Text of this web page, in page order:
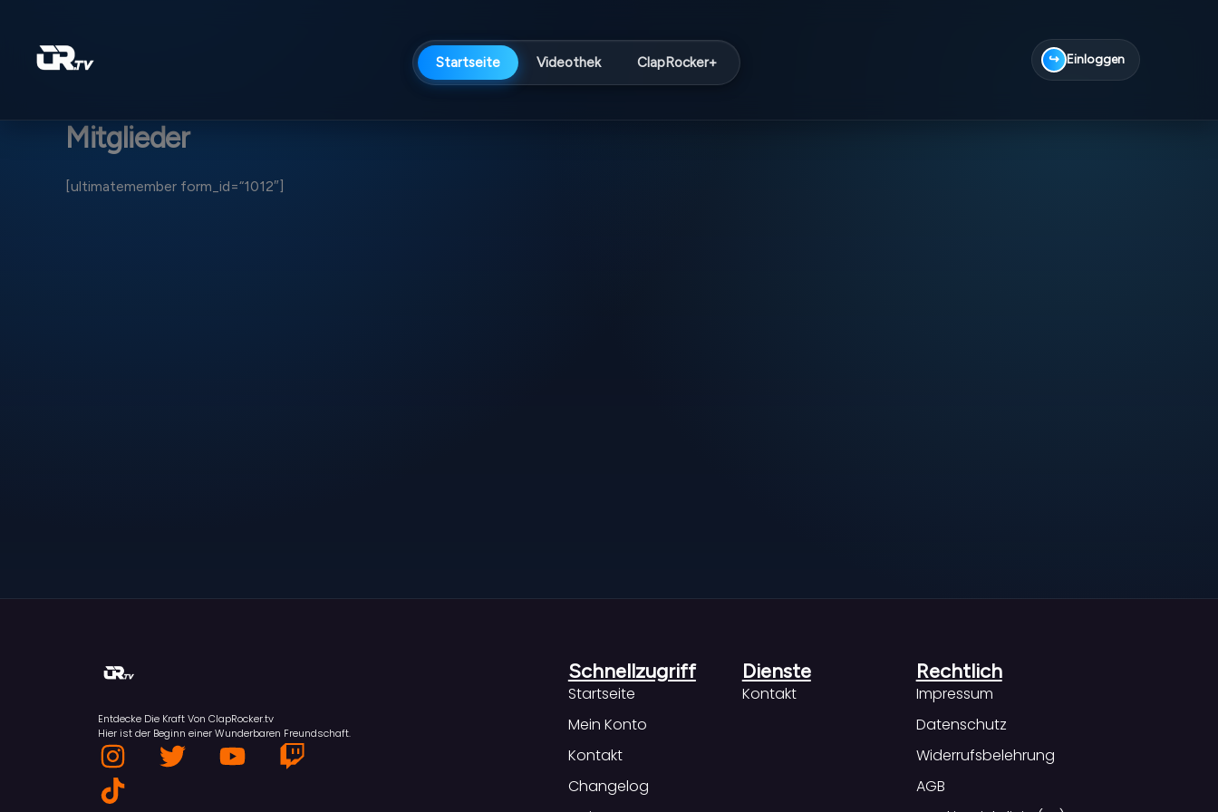
springen
Startseite Videothek ClapRocker+ ↪ Einloggen
Mitglieder
[ultimatemember form_id=“1012″]
Entdecke Die Kraft Von ClapRocker.tv
Hier ist der Beginn einer Wunderbaren Freundschaft.
I
n
s
T
Y
T
T
i
k
Schnellzugriff
Startseite
Mein Konto
Kontakt
Changelog
Dienste
Kontakt
Rechtlich
Impressum
Datenschutz
Widerrufsbelehrung
AGB